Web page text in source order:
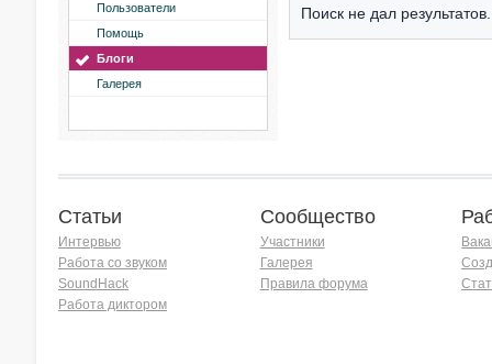
Пользователи
Помощь
Блоги
Галерея
Поиск не дал результатов.
Статьи
Интервью
Работа со звуком
SoundHack
Работа диктором
Сообщество
Участники
Галерея
Правила форума